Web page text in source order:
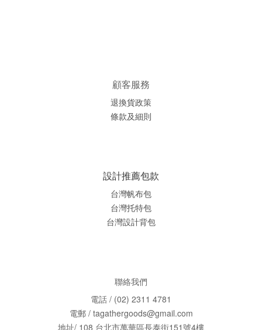
顧客服務
退換貨政策
條款及細則
設計推薦包款
台灣帆布包
台灣托特包
台灣設計背包
聯絡我們
電話 / (02) 2311 4781
電郵 / tagathergoods@gmail.com
地址/ 108 台北市萬華區長泰街151號4樓